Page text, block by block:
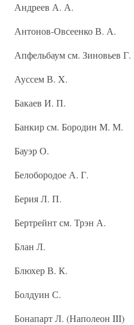
Андреев А. А.
Антонов-Овсеенко В. А.
Апфельбаум см. Зиновьев Г.
Ауссем В. X.
Бакаев И. П.
Банкир см. Бородин М. М.
Бауэр О.
Белобородое А. Г.
Берия Л. П.
Бертрейнт см. Трэн А.
Блан Л.
Блюхер В. К.
Болдуин С.
Бонапарт Л. (Наполеон III)